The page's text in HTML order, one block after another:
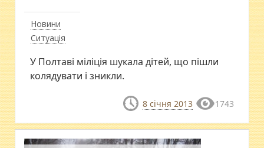
Новини
Ситуація
У Полтаві міліція шукала дітей, що пішли
колядувати і зникли.
8 січня 2013 1743